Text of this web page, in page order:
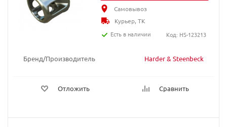
Бренд/Производитель Harder & Steenbeck
Отложить Сравнить
Самовывоз
Курьер, ТК
Есть в наличии
Код: HS-123213